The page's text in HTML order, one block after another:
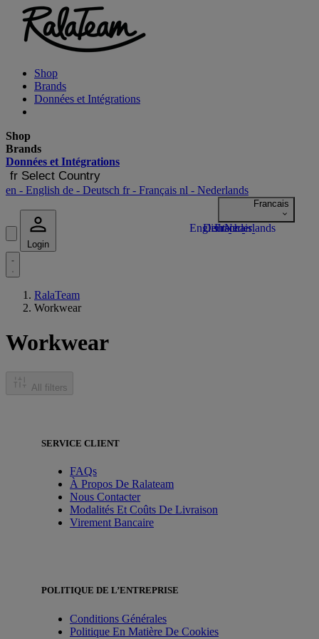
Shop
Brands
Données et Intégrations
Shop
Brands
Données et Intégrations
fr Select Country
en - English de - Deutsch fr- Français nl - Nederlands
Login
RalaTeam
Workwear
Workwear
All filters
SERVICE CLIENT
FAQs
À Propos De Ralateam
Nous Contacter
Modalités Et Coûts De Livraison
Virement Bancaire
POLITIQUE DE L’ENTREPRISE
Conditions Générales
Politique En Matière De Cookies